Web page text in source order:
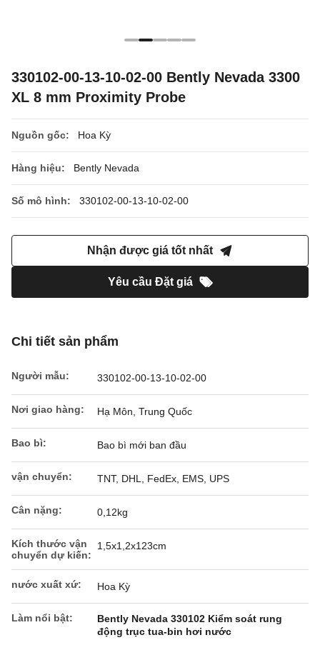
330102-00-13-10-02-00 Bently Nevada 3300
XL 8 mm Proximity Probe
Nguồn gốc: Hoa Kỳ
Hàng hiệu: Bently Nevada
Số mô hình: 330102-00-13-10-02-00
Nhận được giá tốt nhất
Yêu cầu Đặt giá
Chi tiết sản phẩm
Người mẫu: 330102-00-13-10-02-00
Nơi giao hàng: Hạ Môn, Trung Quốc
Bao bì: Bao bì mới ban đầu
vận chuyển: TNT, DHL, FedEx, EMS, UPS
Cân nặng: 0,12kg
Kích thước vận
chuyển dự kiến:
1,5x1,2x123cm
nước xuất xứ: Hoa Kỳ
Làm nổi bật:
Bently Nevada 330102 Kiểm soát rung
động trục tua-bin hơi nước